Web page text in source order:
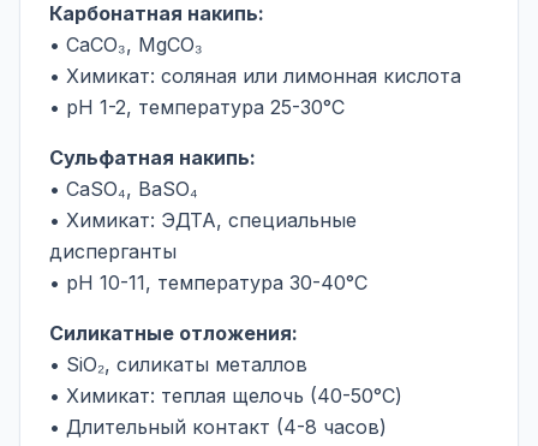
Карбонатная накипь:
• CaCO₃, MgCO₃
• Химикат: соляная или лимонная кислота
• pH 1-2, температура 25-30°C
Сульфатная накипь:
• CaSO₄, BaSO₄
• Химикат: ЭДТА, специальные
дисперганты
• pH 10-11, температура 30-40°C
Силикатные отложения:
• SiO₂, силикаты металлов
• Химикат: теплая щелочь (40-50°C)
• Длительный контакт (4-8 часов)